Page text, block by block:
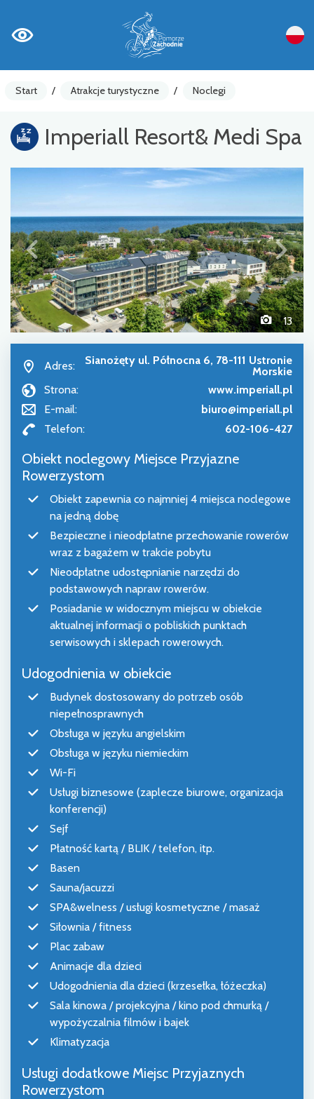
Start / Atrakcje turystyczne / Noclegi
Imperiall Resort& Medi Spa
13
Adres:
Sianożęty ul. Północna 6, 78-111 Ustronie
Morskie
Strona:
www.imperiall.pl
E-mail:
biuro@imperiall.pl
Telefon:
602-106-427
Obiekt noclegowy Miejsce Przyjazne
Rowerzystom
Obiekt zapewnia co najmniej 4 miejsca noclegowe
na jedną dobę
Bezpieczne i nieodpłatne przechowanie rowerów
wraz z bagażem w trakcie pobytu
Nieodpłatne udostępnianie narzędzi do
podstawowych napraw rowerów.
Posiadanie w widocznym miejscu w obiekcie
aktualnej informacji o pobliskich punktach
serwisowych i sklepach rowerowych.
Udogodnienia w obiekcie
Budynek dostosowany do potrzeb osób
niepełnosprawnych
Obsługa w języku angielskim
Obsługa w języku niemieckim
Wi-Fi
Usługi biznesowe (zaplecze biurowe, organizacja
konferencji)
Sejf
Płatność kartą / BLIK / telefon, itp.
Basen
Sauna/jacuzzi
SPA&welness / usługi kosmetyczne / masaż
Siłownia / fitness
Plac zabaw
Animacje dla dzieci
Udogodnienia dla dzieci (krzesełka, łóżeczka)
Sala kinowa / projekcyjna / kino pod chmurką /
wypożyczalnia filmów i bajek
Klimatyzacja
Usługi dodatkowe Miejsc Przyjaznych
Rowerzystom